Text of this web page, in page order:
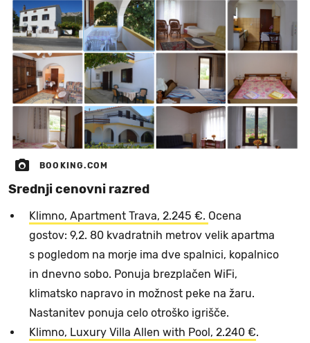
BOOKING.COM
Srednji cenovni razred
Klimno, Apartment Trava, 2.245 €. Ocena
gostov: 9,2. 80 kvadratnih metrov velik apartma
s pogledom na morje ima dve spalnici, kopalnico
in dnevno sobo. Ponuja brezplačen WiFi,
klimatsko napravo in možnost peke na žaru.
Nastanitev ponuja celo otroško igrišče.
Klimno, Luxury Villa Allen with Pool, 2.240 €.